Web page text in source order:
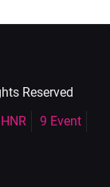
Reserved
9 Event